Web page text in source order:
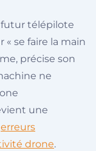
futur télépilote
se faire la main
précise son
ne
une
erreurs
drone.